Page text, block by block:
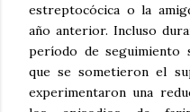
estreptocócica o la
año anterior. Incluso
período de seguimiento
que se sometieron el
experimentaron una